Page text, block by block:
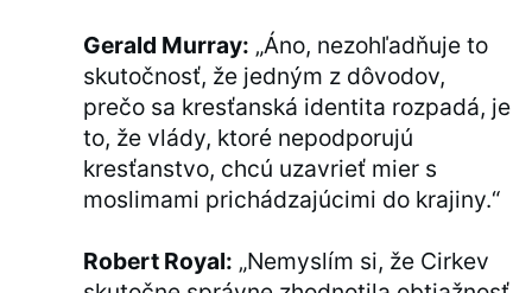
Gerald Murray: „Áno, nezohľadňuje to
skutočnosť, že jedným z dôvodov,
prečo sa kresťanská identita rozpadá, je
to, že vlády, ktoré nepodporujú
kresťanstvo, chcú uzavrieť mier s
moslimami prichádzajúcimi do krajiny.“
Robert Royal: „Nemyslím si, že Cirkev